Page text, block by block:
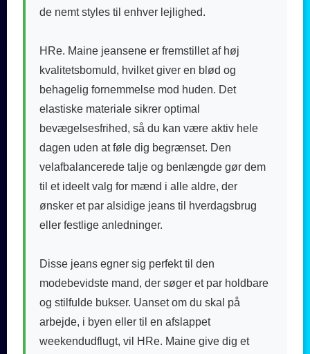
de nemt styles til enhver lejlighed.
HRe. Maine jeansene er fremstillet af høj
kvalitetsbomuld, hvilket giver en blød og
behagelig fornemmelse mod huden. Det
elastiske materiale sikrer optimal
bevægelsesfrihed, så du kan være aktiv hele
dagen uden at føle dig begrænset. Den
velafbalancerede talje og benlængde gør dem
til et ideelt valg for mænd i alle aldre, der
ønsker et par alsidige jeans til hverdagsbrug
eller festlige anledninger.
Disse jeans egner sig perfekt til den
modebevidste mand, der søger et par holdbare
og stilfulde bukser. Uanset om du skal på
arbejde, i byen eller til en afslappet
weekendudflugt, vil HRe. Maine give dig et